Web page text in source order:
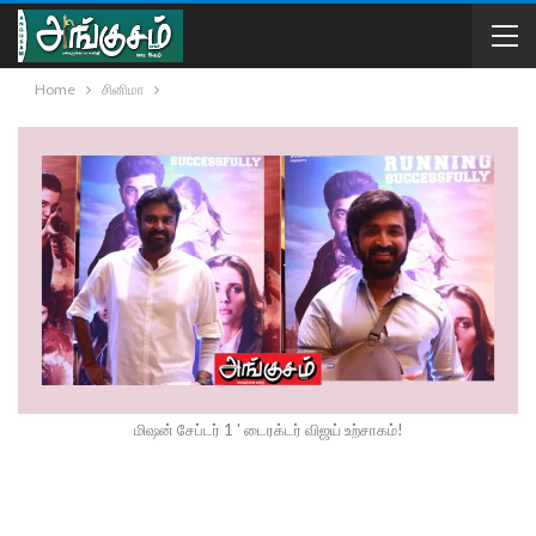
Home சினிமா
மிஷன் சேப்டர் 1 ' டைரக்டர் விஜய் உற்சாகம்!